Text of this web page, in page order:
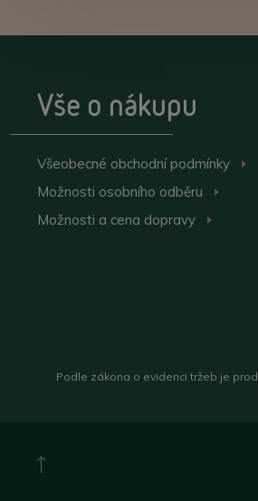
Vše o nákupu
Všeobecné obchodnípodmínky
Možnosti osobního odběru
Možnosti a cena dopravy
Podle zákona o evidenci tržeb je